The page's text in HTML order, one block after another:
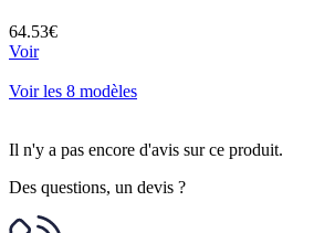
64.53€
Voir
Voir les 8 modèles
Il n'y a pas encore d'avis sur ce produit.
Des questions, un devis ?